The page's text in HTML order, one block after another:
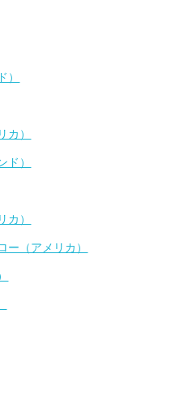
）
カ）
ド）
カ）
ー（アメリカ）